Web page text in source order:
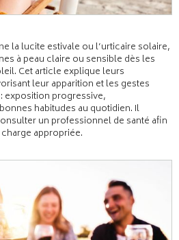
la lucite estivale ou l’urticaire solaire,
à peau claire ou sensible dès les
Cet article explique leurs
leur apparition et les gestes
exposition progressive,
habitudes au quotidien. Il
un professionnel de santé afin
appropriée.